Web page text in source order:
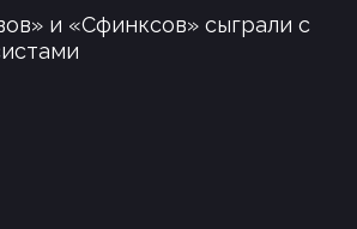
и «Сфинксов» сыграли с